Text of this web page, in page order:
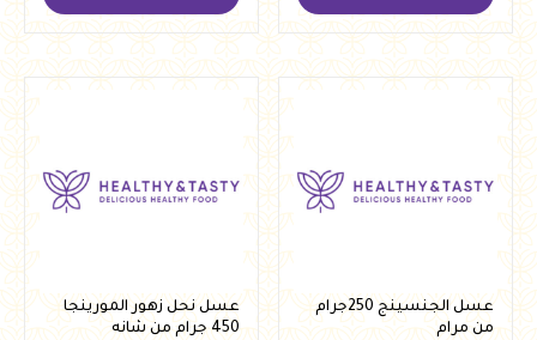
عسل الجنسينج 250جرام
من مرام
عسل نحل زهور المورينجا
450 جرام من شانه